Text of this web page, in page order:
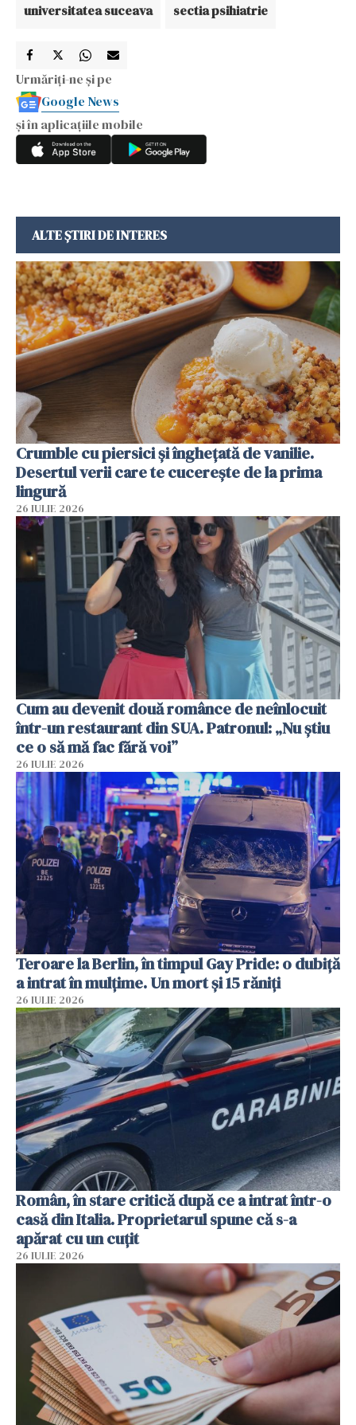
universitatea suceava sectia psihiatrie
Urmăriți-ne și pe
Google News
și în aplicațiile mobile
ALTE ȘTIRI DE INTERES
Crumble cu piersici și înghețată de vanilie.
Desertul verii care te cucerește de la prima
lingură
26 IULIE 2026
Cum au devenit două românce de neînlocuit
într-un restaurant din SUA. Patronul: „Nu știu
ce o să mă fac fără voi”
26 IULIE 2026
Teroare la Berlin, în timpul Gay Pride: o dubiță
a intrat în mulțime. Un mort și 15 răniți
26 IULIE 2026
Român, în stare critică după ce a intrat într-o
casă din Italia. Proprietarul spune că s-a
apărat cu un cuțit
26 IULIE 2026